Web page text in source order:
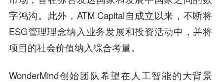
字鸿沟。此外，ATM Capital自成立以来，不断将
ESG管理理念纳入业务发展和投资活动中，并将
项目的社会价值纳入综合考量。
WonderMind创始团队希望在人工智能的大背景